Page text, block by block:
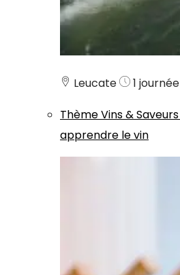
Leucate
1 journée
ThèmeVins & Saveurs
apprendre le vin